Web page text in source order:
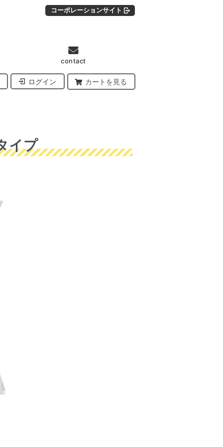
コーポレーションサイト
contact
ログイン カートを見る
イプ